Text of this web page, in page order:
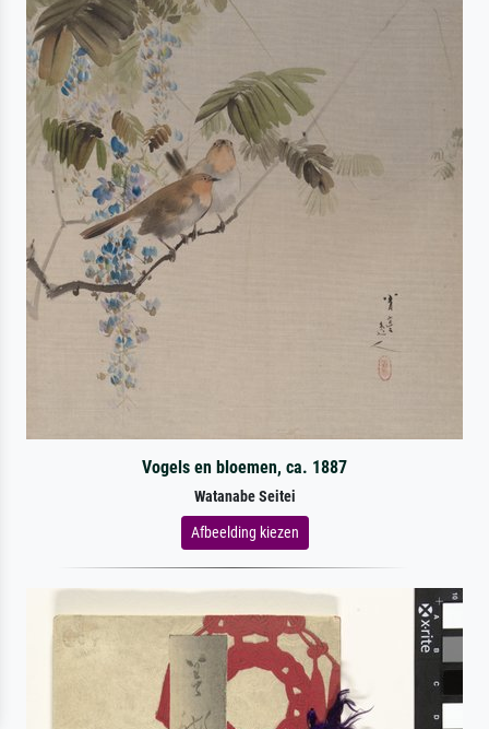
Vogels en bloemen, ca. 1887
Watanabe Seitei
Afbeelding kiezen